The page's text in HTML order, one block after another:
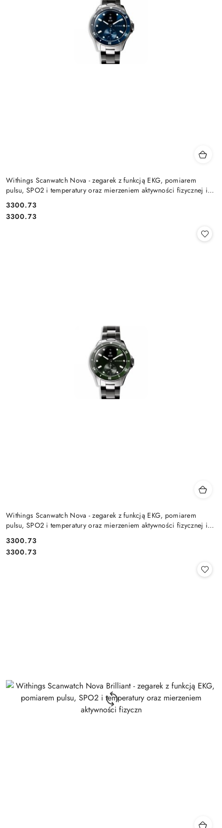
Withings Scanwatch Nova - zegarek z funkcją EKG, pomiarem
pulsu, SPO2 i temperatury oraz mierzeniem aktywności fizycznej i
Cena:
3300.73
Cena:
3300.73
Withings Scanwatch Nova - zegarek z funkcją EKG, pomiarem
pulsu, SPO2 i temperatury oraz mierzeniem aktywności fizycznej i
Cena:
3300.73
Cena:
3300.73